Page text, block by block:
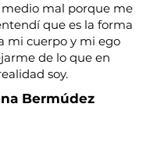
medio mal porque me
que es la forma
mi cuerpo y mi ego
de lo que en
soy.
Bermúdez